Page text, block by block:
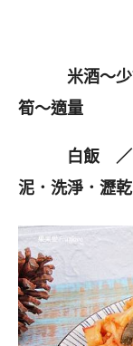
米酒～
筍～適量
白飯
泥．洗淨．